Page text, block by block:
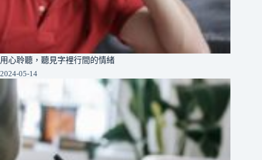
用心聆聽，聽見字裡行間的情緒
2024-05-14